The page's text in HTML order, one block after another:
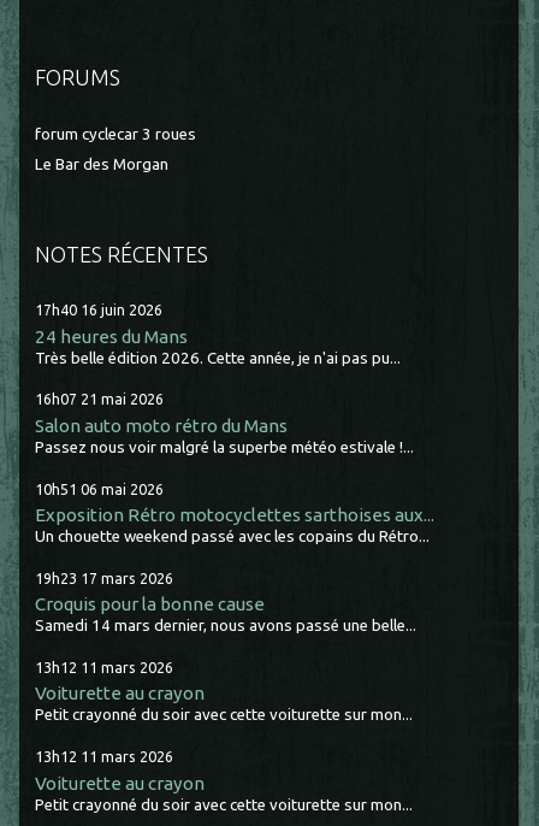
FORUMS
forum cyclecar 3 roues
Le Bar des Morgan
NOTES RÉCENTES
17h40 16 juin 2026
24 heures du Mans
Très belle édition 2026. Cette année, je n'ai pas pu...
16h07 21 mai 2026
Salon auto moto rétro du Mans
Passez nous voir malgré la superbe météo estivale !...
10h51 06 mai 2026
Exposition Rétro motocyclettes sarthoises aux...
Un chouette weekend passé avec les copains du Rétro...
19h23 17 mars 2026
Croquis pour la bonne cause
Samedi 14 mars dernier, nous avons passé une belle...
13h12 11 mars 2026
Voiturette au crayon
Petit crayonné du soir avec cette voiturette sur mon...
13h12 11 mars 2026
Voiturette au crayon
Petit crayonné du soir avec cette voiturette sur mon...